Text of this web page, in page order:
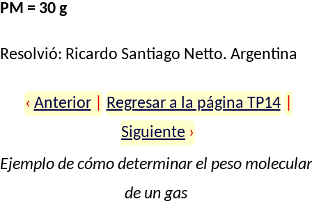
PM = 30 g
Resolvió: Ricardo Santiago Netto. Argentina
‹ Anterior Regresar a la página TP14
Siguiente ›
Ejemplo de cómo determinar el peso molecular
de un gas